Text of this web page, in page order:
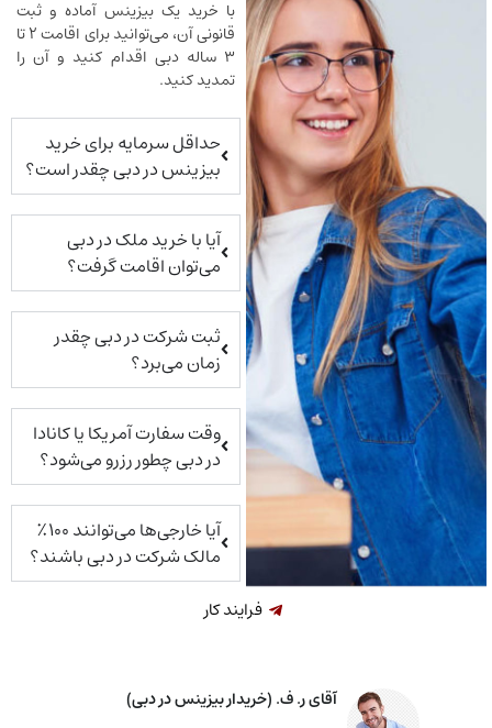
با خرید یک بیزینس آماده و ثبت
قانونی آن، می‌توانید برای اقامت ۲ تا
۳ ساله دبی اقدام کنید و آن را
تمدید کنید.
حداقل سرمایه برای خرید
بیزینس در دبی چقدر است؟
آیا با خرید ملک در دبی
می‌توان اقامت گرفت؟
ثبت شرکت در دبی چقدر
زمان می‌برد؟
وقت سفارت آمریکا یا کانادا
در دبی چطور رزرو می‌شود؟
آیا خارجی‌ها می‌توانند ۱۰۰٪
مالک شرکت در دبی باشند؟
خانم م. ق. (خریدار ملک در دبی)